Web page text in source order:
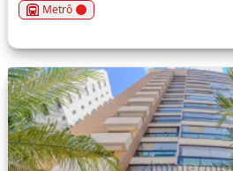
Metrô